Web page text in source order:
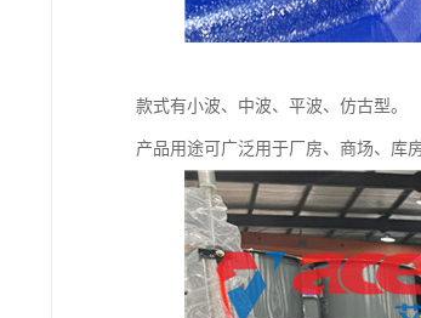
款式有小波、中波、平波、仿古型。
产品用途可广泛用于厂房、商场、库